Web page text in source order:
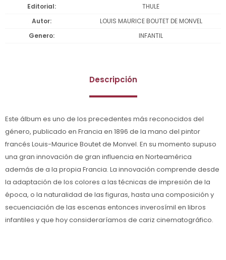
Editorial
THULE
Autor
LOUIS MAURICE BOUTET DE MONVEL
Genero
INFANTIL
Descripción
Este álbum es uno de los precedentes más reconocidos del
género, publicado en Francia en 1896 de la mano del pintor
francés Louis-Maurice Boutet de Monvel. En su momento supuso
una gran innovación de gran influencia en Norteamérica
además de a la propia Francia. La innovación comprende desde
la adaptación de los colores a las técnicas de impresión de la
época, o la naturalidad de las figuras, hasta una composición y
secuenciación de las escenas entonces inverosímil en libros
infantiles y que hoy consideraríamos de cariz cinematográfico.